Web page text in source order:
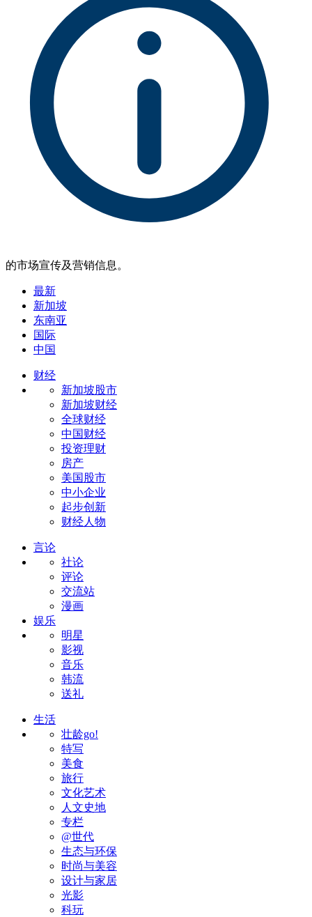
的市场宣传及营销信息。
最新
新加坡
东南亚
国际
中国
财经
新加坡股市
新加坡财经
全球财经
中国财经
投资理财
房产
美国股市
中小企业
起步创新
财经人物
言论
社论
评论
交流站
漫画
娱乐
明星
影视
音乐
韩流
送礼
生活
壮龄go!
特写
美食
旅行
文化艺术
人文史地
专栏
@世代
生态与环保
时尚与美容
设计与家居
光影
科玩